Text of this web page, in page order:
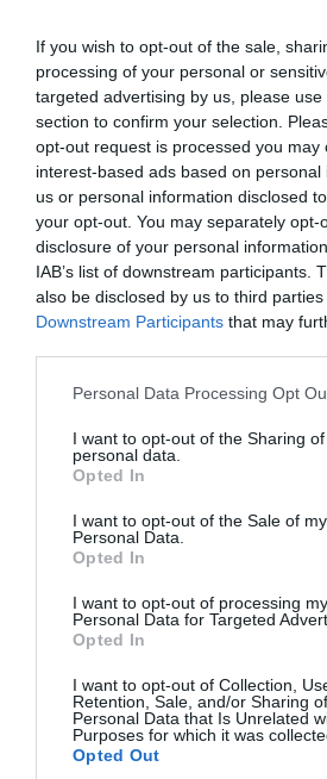
If you wish to opt-out of the sale,
processing of your personal or
targeted advertising by us, please
section to confirm your selection.
opt-out request is processed you may
interest-based ads based on
us or personal information disclosed
your opt-out. You may separately opt-
disclosure of your personal
IAB’s list of downstream participants.
also be disclosed by us to third
Downstream Participants that may
Please note that this website/app
not limited to your visit or usage
grant or deny consent to Google and
use your data for below specified
consent section.
Personal Data Processing Opt
I want to opt-out of the Sharing
personal data.
Opted In
I want to opt-out of the Sale of my
Personal Data.
Opted In
I want to opt-out of processing my
Personal Data for Targeted
Opted In
I want to opt-out of Collection,
Retention, Sale, and/or Sharing
Personal Data that Is Unrelated
Purposes for which it was
Opted Out
07.08.2026 | 20:02
Ο Γιάννης Αλαφούζος
Κωνσταντίνο Ζούλα από τον
ΠΟΛΙΤΙΚΗ
08.08.2026 | 09:02